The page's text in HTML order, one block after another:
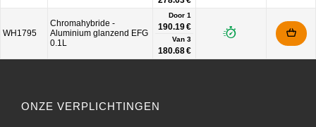
WH1795
Chromahybride -
Aluminium glanzend EFG
0.1L
Door 1
190.19 €
Van 3
180.68 €
ONZE VERPLICHTINGEN